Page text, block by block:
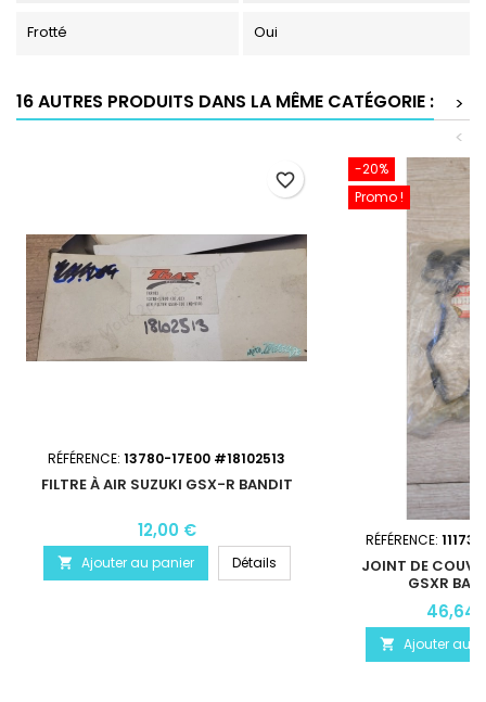
Frotté Oui
16 AUTRES PRODUITS DANS LA MÊME CATÉGORIE :
>
<
RÉFÉRENCE: 13780-17E00 #18102513
FILTRE À AIR SUZUKI GSX-R BANDIT
12,00 €
 Ajouter au panier Détails
favorite_border
-20%
Promo !
RÉFÉRENCE:
JOINT DE
GSXR
46,64
 Ajouter au